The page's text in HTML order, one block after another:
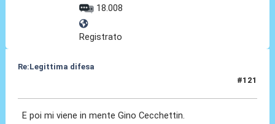
18.008
Registrato
Re:Legittima difesa
#121
E poi mi viene in mente Gino Cecchettin.